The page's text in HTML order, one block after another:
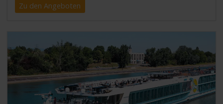
Zu den Angeboten